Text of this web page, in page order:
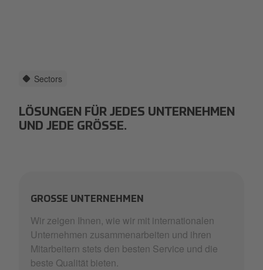
Sectors
LÖSUNGEN FÜR JEDES UNTERNEHMEN
UND JEDE GRÖSSE.
GROSSE UNTERNEHMEN
Wir zeigen Ihnen, wie wir mit internationalen
Unternehmen zusammenarbeiten und ihren
Mitarbeitern stets den besten Service und die
beste Qualität bieten.